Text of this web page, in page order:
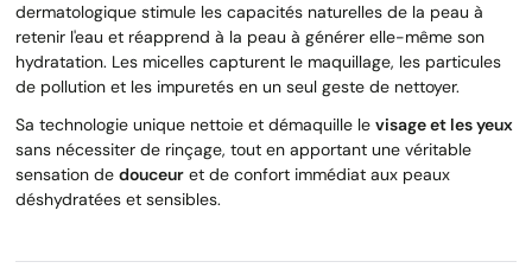
dermatologique stimule les capacités naturelles de la peau à
retenir l'eau et réapprend à la peau à générer elle-même son
hydratation. Les micelles capturent le maquillage, les particules
de pollution et les impuretés en un seul geste de nettoyer.
Sa technologie unique nettoie et démaquille le visage et les yeux
sans nécessiter de rinçage, tout en apportant une véritable
sensation de douceur et de confort immédiat aux peaux
déshydratées et sensibles.